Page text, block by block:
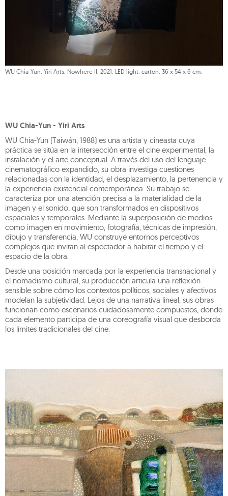
WU Chia-Yun. Yiri Arts. Nowhere II, 2021. LED light, carton. 36 x 54 x 6 cm.
WU Chia-Yun - Yiri Arts
WU Chia-Yun (Taiwán, 1988) es una artista y cineasta cuya
práctica se sitúa en la intersección entre el cine experimental, la
instalación y el arte conceptual. A través del uso del lenguaje
cinematográfico expandido, su obra investiga cuestiones
relacionadas con la identidad, el desplazamiento, la pertenencia y
la experiencia existencial contemporánea. Su trabajo se
caracteriza por una atención precisa a la materialidad de la
imagen y el sonido, que son transformados en dispositivos
espaciales y temporales. Mediante la superposición de medios
como imagen en movimiento, fotografía, técnicas de impresión,
dibujo y transferencia, WU construye entornos perceptivos
complejos que invitan al espectador a habitar el tiempo y el
espacio de la obra.
Desde una posición marcada por la experiencia transnacional y
el nomadismo cultural, su producción articula una reflexión
sensible sobre cómo los contextos políticos, sociales y afectivos
modelan la subjetividad. Lejos de una narrativa lineal, sus obras
funcionan como escenarios cuidadosamente compuestos, donde
cada elemento participa de una coreografía visual que desborda
los límites tradicionales del cine.